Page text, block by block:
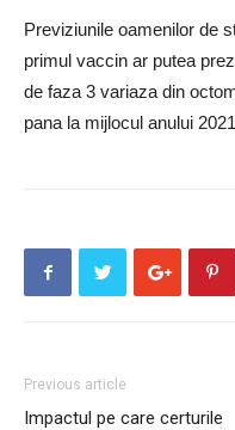
Previziunile oamenilor de
primul vaccin ar putea
de faza 3 variaza din
pana la mijlocul anului
Previous article
Impactul pe care certurile